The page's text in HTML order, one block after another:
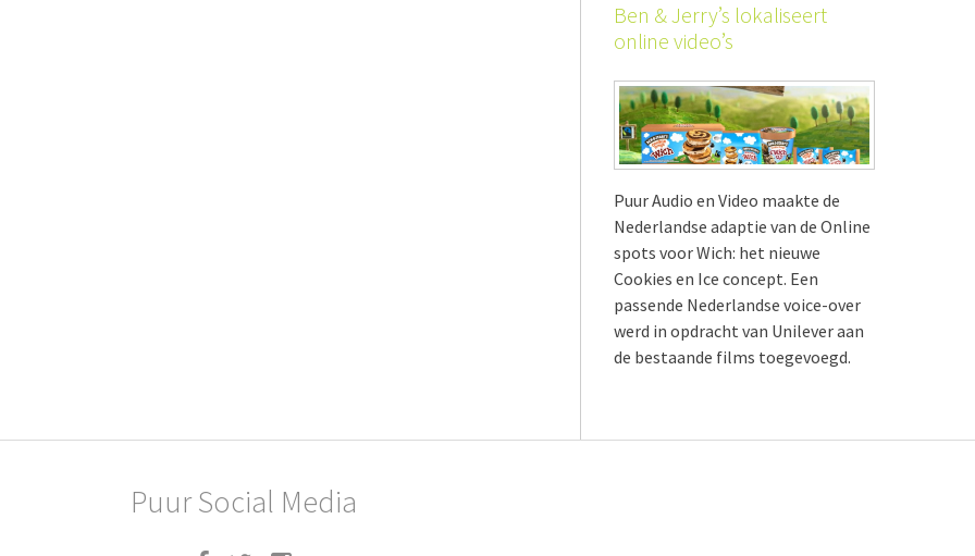
Ben & Jerry’s lokaliseert
online video’s
Puur Audio en Video maakte de
Nederlandse adaptie van de Online
spots voor Wich: het nieuwe
Cookies en Ice concept. Een
passende Nederlandse voice-over
werd in opdracht van Unilever aan
de bestaande films toegevoegd.
Puur Social Media